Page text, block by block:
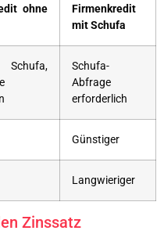
ohne
Firmenkredit
mit Schufa
Schufa-
Abfrage
erforderlich
Günstiger
Langwieriger
Zinssatz